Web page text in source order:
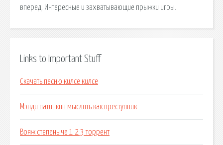
вперед. Интересные и захватывающие прыжки игры.
Links to Important Stuff
Скачать песню килсе килсе
Мэнди патинкин мыслить как преступник
Вояж степаныча 1 2 3 торрент